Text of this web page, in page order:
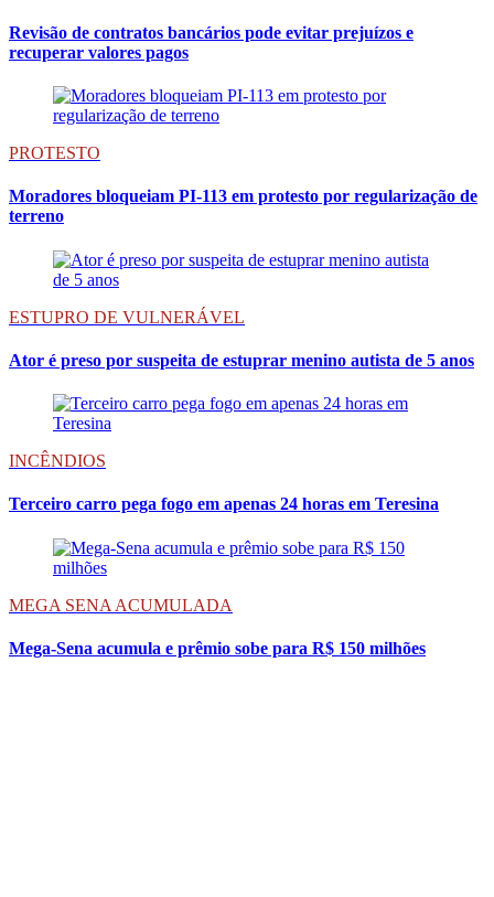
Revisão de contratos bancários pode evitar prejuízos e
recuperar valores pagos
PROTESTO
Moradores bloqueiam PI-113 em protesto por regularização de
terreno
ESTUPRO DE VULNERÁVEL
Ator é preso por suspeita de estuprar menino autista de 5 anos
INCÊNDIOS
Terceiro carro pega fogo em apenas 24 horas em Teresina
MEGA SENA ACUMULADA
Mega-Sena acumula e prêmio sobe para R$ 150 milhões